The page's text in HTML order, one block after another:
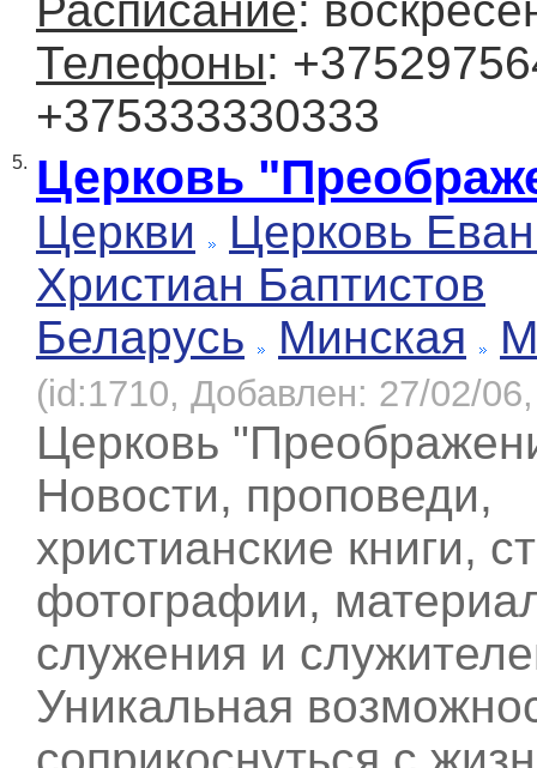
Расписание:
Телефоны:
+375333330333
5. Церковь
Церкви
Церковь
Христиан Баптистов
Беларусь
Минская
(id:1710, Добавлен: 27/02/
Церковь
Новости, проповеди,
христианские книги,
фотографии,
служения и
Уникальная